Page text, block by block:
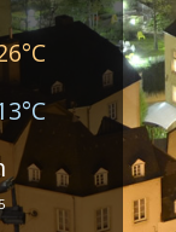
°C
°C